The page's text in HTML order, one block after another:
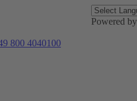
Powered by
800 4040100